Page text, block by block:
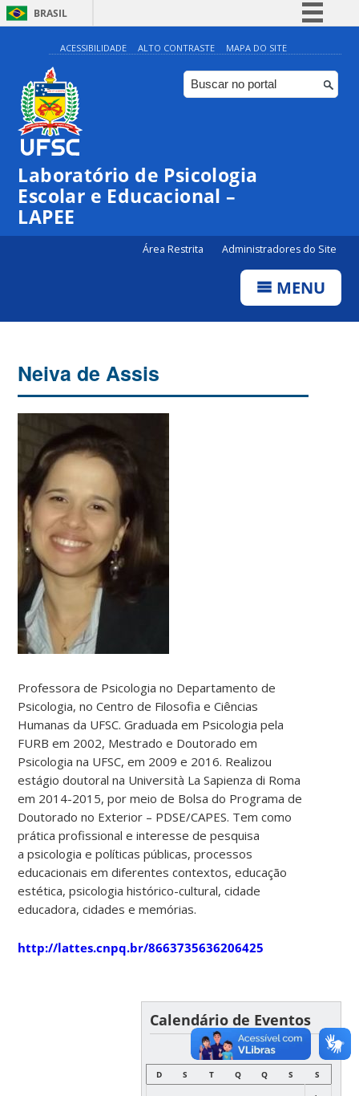
BRASIL
Simplifique!
Comunica BR
Participe
Canais
ACESSIBILIDADE ALTO CONTRASTE MAPA DO SITE
Laboratório de Psicologia
Escolar e Educacional –
LAPEE
Área Restrita Administradores do Site
MENU
Neiva de Assis
Professora de Psicologia no Departamento de
Psicologia, no Centro de Filosofia e Ciências
Humanas da UFSC. Graduada em Psicologia pela
FURB em 2002, Mestrado e Doutorado em
Psicologia na UFSC, em 2009 e 2016. Realizou
estágio doutoral na Università La Sapienza di Roma
em 2014-2015, por meio de Bolsa do Programa de
Doutorado no Exterior – PDSE/CAPES. Tem como
prática profissional e interesse de pesquisa
a psicologia e políticas públicas, processos
educacionais em diferentes contextos, educação
estética, psicologia histórico-cultural, cidade
educadora, cidades e memórias.
http://lattes.cnpq.br/8663735636206425
Calendário de Eventos
AGOSTO
D
S T Q Q S S